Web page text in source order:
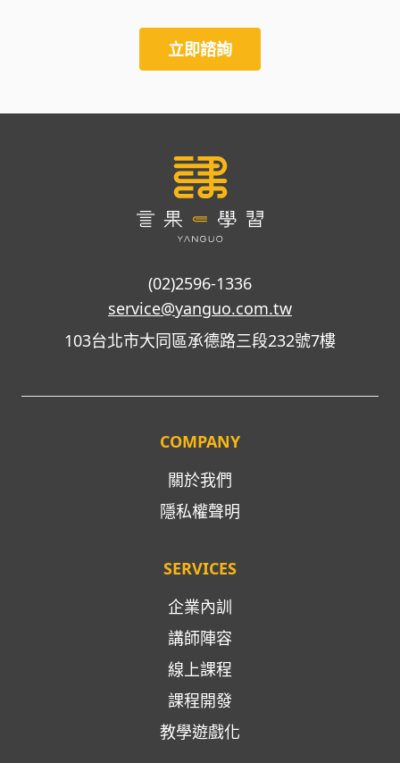
立即諮詢
(02)2596-1336
service@yanguo.com.tw
103台北市大同區承德路三段232號7樓
COMPANY
關於我們
隱私權聲明
SERVICES
企業內訓
講師陣容
線上課程
課程開發
教學遊戲化